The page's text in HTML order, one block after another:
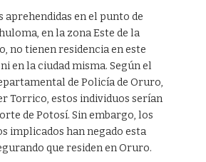
aprehendidas en el punto de
en la zona Este de la
no tienen residencia en este
en la ciudad misma. Según el
de Policía de Oruro,
Torrico, estos individuos serían
de Potosí. Sin embargo, los
implicados han negado esta
que residen en Oruro.